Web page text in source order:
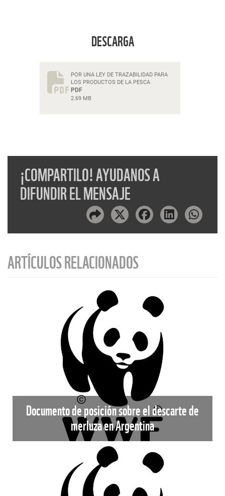
DESCARGA
POR UNA LEY DE TRAZABILIDAD PARA
LOS PRODUCTOS DE LA PESCA
PDF
2.69 MB
¡COMPARTILO! AYUDANOS A
DIFUNDIR EL MENSAJE
ARTÍCULOS RELACIONADOS
Documento de posición sobre el descarte de
merluza en Argentina